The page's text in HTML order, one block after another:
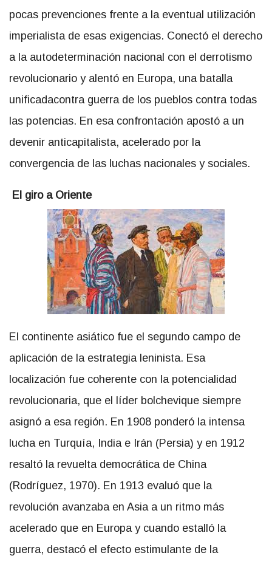
pocas prevenciones frente a la eventual utilización
imperialista de esas exigencias. Conectó el derecho
a la autodeterminación nacional con el derrotismo
revolucionario y alentó en Europa, una batalla
unificadacontra guerra de los pueblos contra todas
las potencias. En esa confrontación apostó a un
devenir anticapitalista, acelerado por la
convergencia de las luchas nacionales y sociales.
El giro a Oriente
El continente asiático fue el segundo campo de
aplicación de la estrategia leninista. Esa
localización fue coherente con la potencialidad
revolucionaria, que el líder bolchevique siempre
asignó a esa región. En 1908 ponderó la intensa
lucha en Turquía, India e Irán (Persia) y en 1912
resaltó la revuelta democrática de China
(Rodríguez, 1970). En 1913 evaluó que la
revolución avanzaba en Asia a un ritmo más
acelerado que en Europa y cuando estalló la
guerra, destacó el efecto estimulante de la